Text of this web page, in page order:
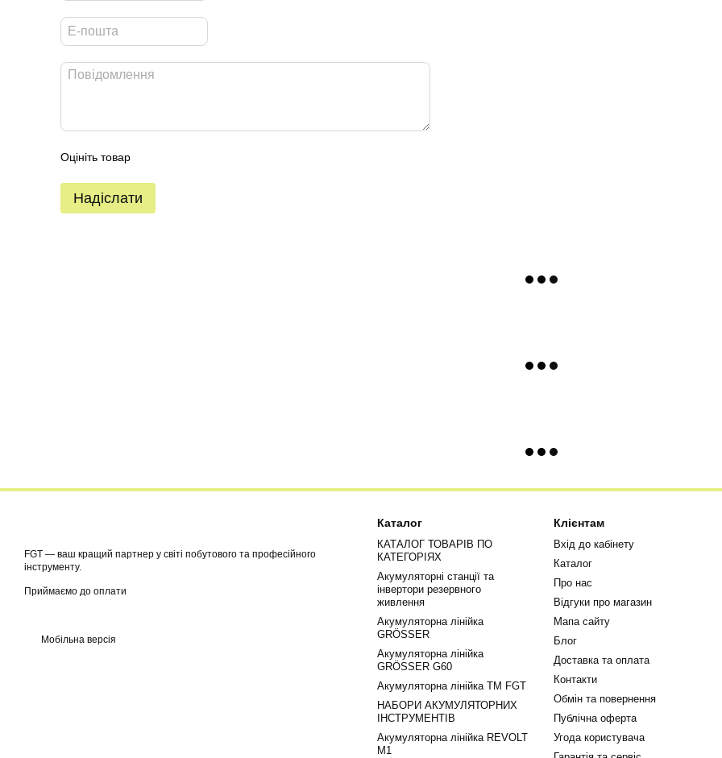
Оцініть товар
Надіслати
FGT — ваш кращий партнер у світі побутового та професійного
інструменту.
Приймаємо до оплати
Мобільна версія
Каталог
КАТАЛОГ ТОВАРІВ ПО
КАТЕГОРІЯХ
Акумуляторні станції та
інвертори резервного
живлення
Акумуляторна лінійка
GRÖSSER
Акумуляторна лінійка
GRÖSSER G60
Акумуляторна лінійка ТМ FGT
НАБОРИ АКУМУЛЯТОРНИХ
ІНСТРУМЕНТІВ
Акумуляторна лінійка REVOLT
М1
Клієнтам
Вхід до кабінету
Каталог
Про нас
Відгуки про магазин
Мапа сайту
Блог
Доставка та оплата
Контакти
Обмін та повернення
Публічна оферта
Угода користувача